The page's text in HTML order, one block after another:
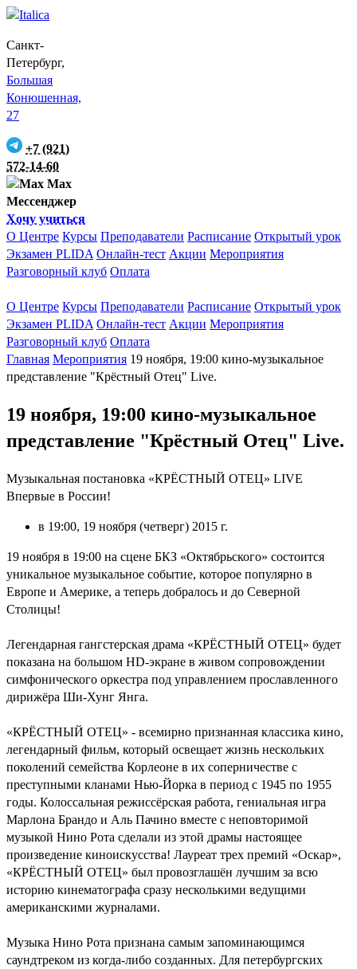
Санкт-
Петербург,
Большая
Конюшенная,
27
+7 (921)
572-14-60
Max
Мессенджер
Хочу учиться
О Центре Курсы Преподаватели Расписание Открытый урок
Экзамен PLIDA Онлайн-тест Акции Мероприятия
Разговорный клуб Оплата
О Центре Курсы Преподаватели Расписание Открытый урок
Экзамен PLIDA Онлайн-тест Акции Мероприятия
Разговорный клуб Оплата
Главная Мероприятия 19 ноября, 19:00 кино-музыкальное
представление "Крёстный Отец" Live.
19 ноября, 19:00 кино-музыкальное
представление "Крёстный Отец" Live.
Музыкальная постановка «КРЁСТНЫЙ ОТЕЦ» LIVE
Впервые в России!
в 19:00, 19 ноября (четверг) 2015 г.
19 ноября в 19:00 на сцене БКЗ «Октябрьского» состоится
уникальное музыкальное событие, которое популярно в
Европе и Америке, а теперь добралось и до Северной
Столицы!
Легендарная гангстерская драма «КРЁСТНЫЙ ОТЕЦ» будет
показана на большом HD-экране в живом сопровождении
симфонического оркестра под управлением прославленного
дирижёра Ши-Хунг Янга.
«КРЁСТНЫЙ ОТЕЦ» - всемирно признанная классика кино,
легендарный фильм, который освещает жизнь нескольких
поколений семейства Корлеоне в их соперничестве с
преступными кланами Нью-Йорка в период с 1945 по 1955
годы. Колоссальная режиссёрская работа, гениальная игра
Марлона Брандо и Аль Пачино вместе с неповторимой
музыкой Нино Рота сделали из этой драмы настоящее
произведение киноискусства! Лауреат трех премий «Оскар»,
«КРЁСТНЫЙ ОТЕЦ» был провозглашён лучшим за всю
историю кинематографа сразу несколькими ведущими
американскими журналами.
Музыка Нино Рота признана самым запоминающимся
саундтреком из когда-либо созданных. Для петербургских